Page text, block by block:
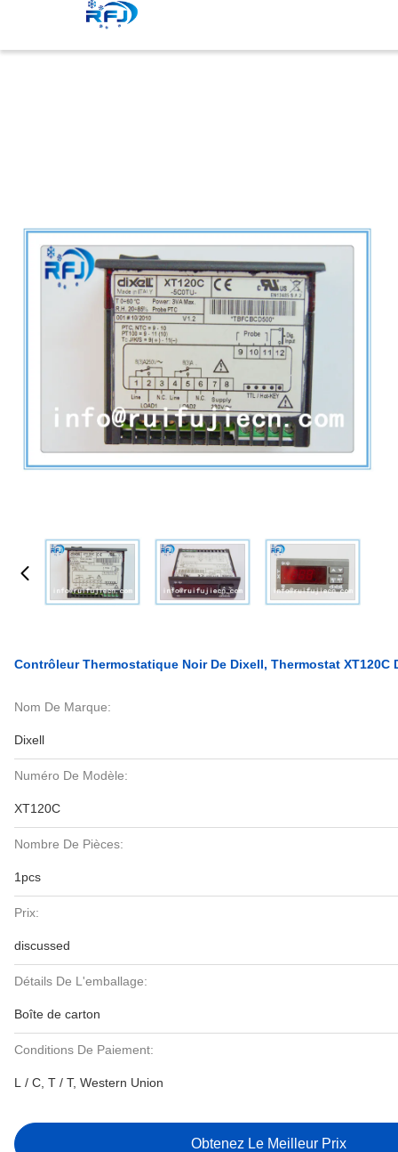
Contrôleur Thermostatique Noir De Dixell, Thermostat
Nom De Marque:
Dixell
Numéro De Modèle:
XT120C
Nombre De Pièces:
1pcs
Prix:
discussed
Détails De L'emballage:
Boîte de carton
Conditions De Paiement:
L / C, T / T, Western Union
Obtenez Le Meilleur Prix